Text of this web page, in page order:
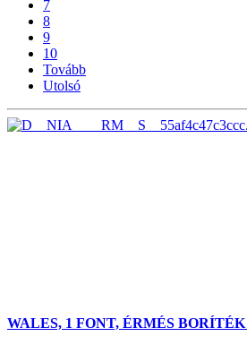
7
8
9
10
Tovább
Utolsó
WALES, 1 FONT, ÉRMÉS